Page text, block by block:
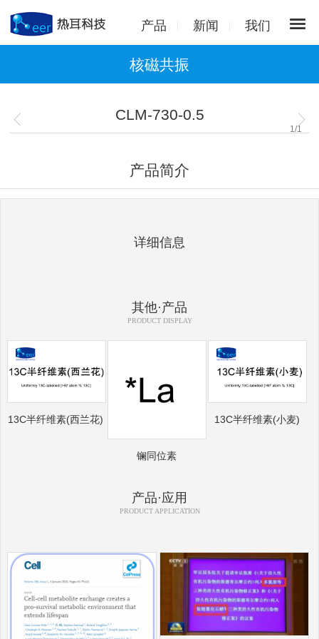
产品 新闻 我们
核磁共振
CLM-730-0.5
1 /1
产品简介
详细信息
其他·产品
PRODUCT DISPLAY
13C半纤维素(西兰花)
镧同位素
13C半纤维素(小麦)
产品·应用
PRODUCT APPLICATION